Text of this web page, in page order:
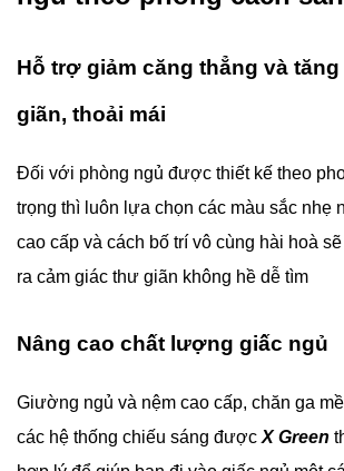
Hỗ trợ giảm căng thẳng và
giãn, thoải mái
Đối với phòng ngủ được thiết kế theo
trọng thì luôn lựa chọn các màu sắc nhẹ
cao cấp và cách bố trí vô cùng hài hoà
ra cảm giác thư giãn không hề dễ tìm
Nâng cao chất lượng giấc ngủ
Giường ngủ và nệm cao cấp, chăn ga
các hệ thống chiếu sáng được X Green